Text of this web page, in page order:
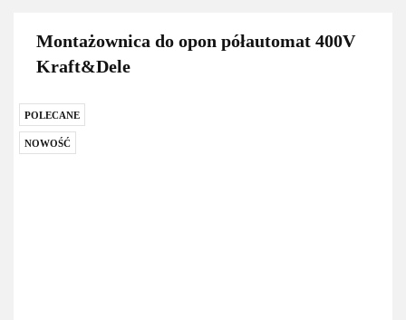
Montażownica do opon półautomat 400V
Kraft&Dele
POLECANE
NOWOŚĆ